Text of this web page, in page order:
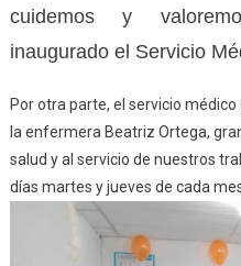
cuidemos y
inaugurado el Servicio
Por otra parte, el servicio
la enfermera Beatriz Ortega,
salud y al servicio de nuestros
días martes y jueves de cada